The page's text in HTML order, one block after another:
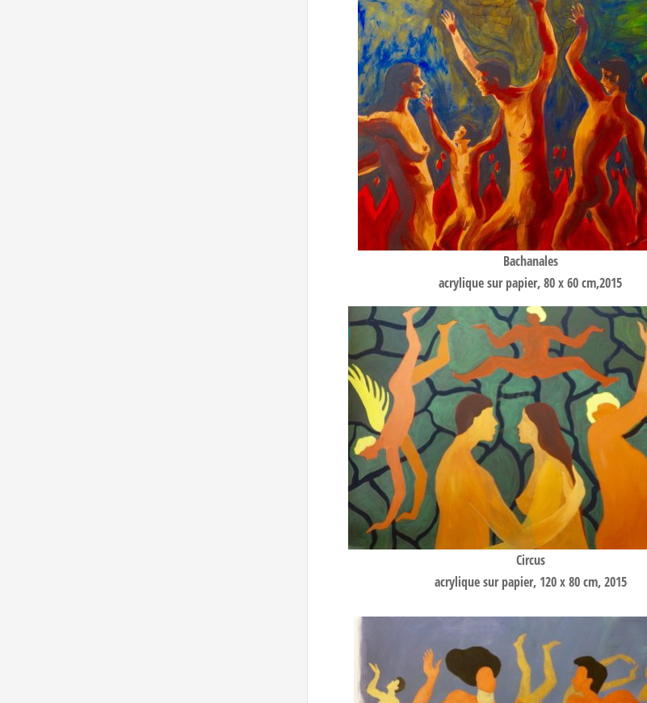
Bachanales
acrylique sur papier, 80 x 60 cm,2015
Circus
acrylique sur papier, 120 x 80 cm, 2015